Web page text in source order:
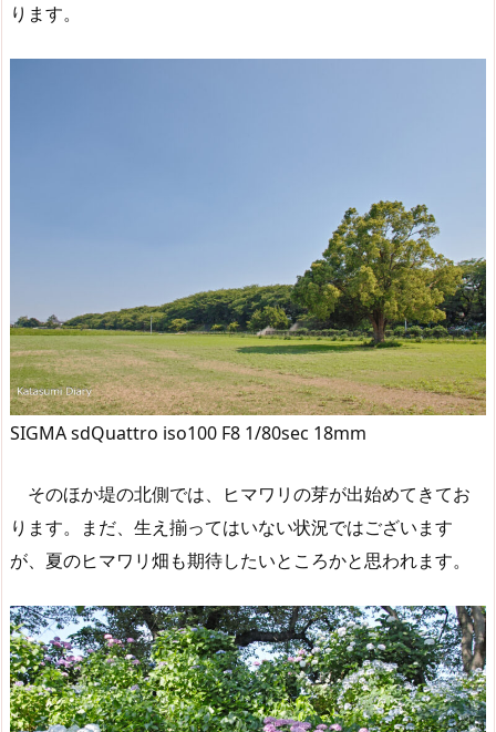
ります。
SIGMA sdQuattro iso100 F8 1/80sec 18mm
そのほか堤の北側では、ヒマワリの芽が出始めてきてお
ります。まだ、生え揃ってはいない状況ではございます
が、夏のヒマワリ畑も期待したいところかと思われます。